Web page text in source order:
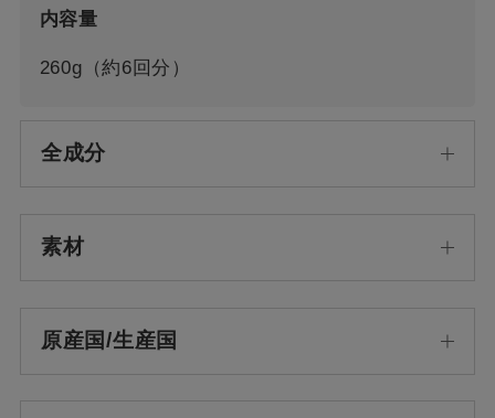
内容量
260g（約6回分）
全成分
素材
原産国/生産国